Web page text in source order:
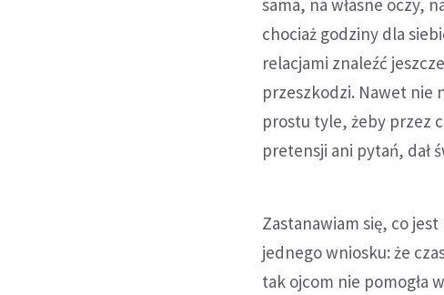
chociaż godziny dla
relacjami znaleźć
przeszkodzi. Nawet nie
prostu tyle, żeby przez
pretensji ani pytań, dał
Zastanawiam się, co
jednego wniosku: że
tak ojcom nie pomogła